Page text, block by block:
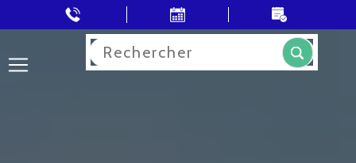
Rechercher